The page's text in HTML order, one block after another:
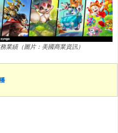
業績（圖片：美國商業資訊）